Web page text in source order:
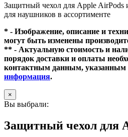
Защитный чехол для Apple AirPods
для наушников в ассортименте
* - Изображение, описание и
могут быть изменены
** - Актуальную стоимость и
порядок доставки и оплаты
контактным данным, указанным
информация.
×
Вы выбрали:
Защитный чехол для